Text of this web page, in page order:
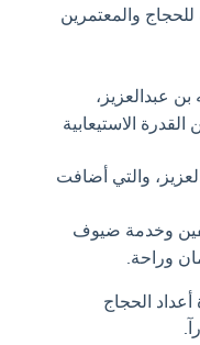
والمعتمرين
عبدالعزيز،
الاستيعابية
والتي أضافت
وخدمة ضيوف
وراحة.
الحجاج